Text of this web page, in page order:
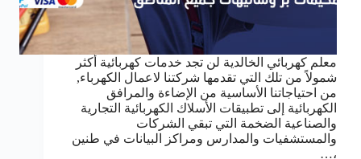
معلم كهربائي الخالدية لن تجد خدمات كهربائية أكثر
شمولاً من تلك التي تقدمها شركتنا لاعمال الكهرباء,
من احتياجاتنا الأساسية من الإضاءة والمرافق
الكهربائية إلى تطبيقات الأسلاك الكهربائية التجارية
والصناعية الضخمة التي تبقي الشركات
والمستشفيات والمدارس ومراكز البيانات في طنين
،…